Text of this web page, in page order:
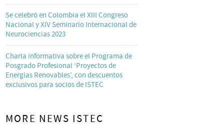
Se celebró en Colombia el XIII Congreso
Nacional y XIV Seminario Internacional de
Neurociencias 2023
Charla informativa sobre el Programa de
Posgrado Profesional ‘Proyectos de
Energías Renovables’, con descuentos
exclusivos para socios de ISTEC
MORE NEWS ISTEC